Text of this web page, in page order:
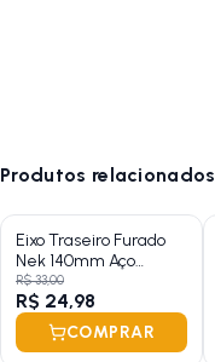
Produtos relacionados
Eixo Traseiro Furado
Nek 140mm Aço
Zincado Grosso 3/8
R$ 33,00
R$ 24,98
COMPRAR